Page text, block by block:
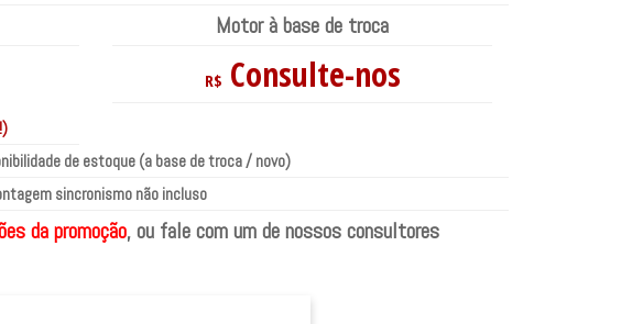
Motor à base de troca
R$ Consulte-nos
de estoque (a base de troca / novo)
sincronismo não incluso
da promoção, ou fale com um de nossos consultores